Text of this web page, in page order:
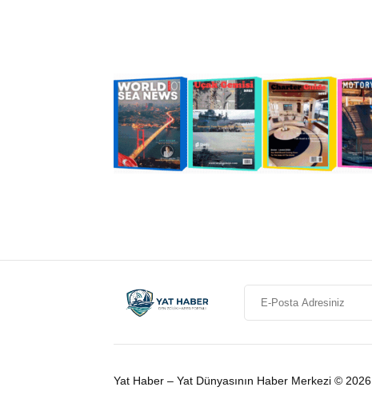
Yat Haber – Yat Dünyasının Haber Merkezi © 2026